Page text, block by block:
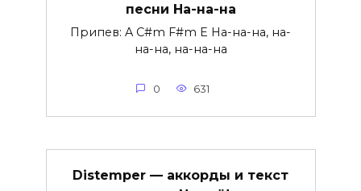
песни На-на-на
Припев: A C#m F#m E На-на-на, на-
на-на, на-на-на
0 631
Distemper — аккорды и текст